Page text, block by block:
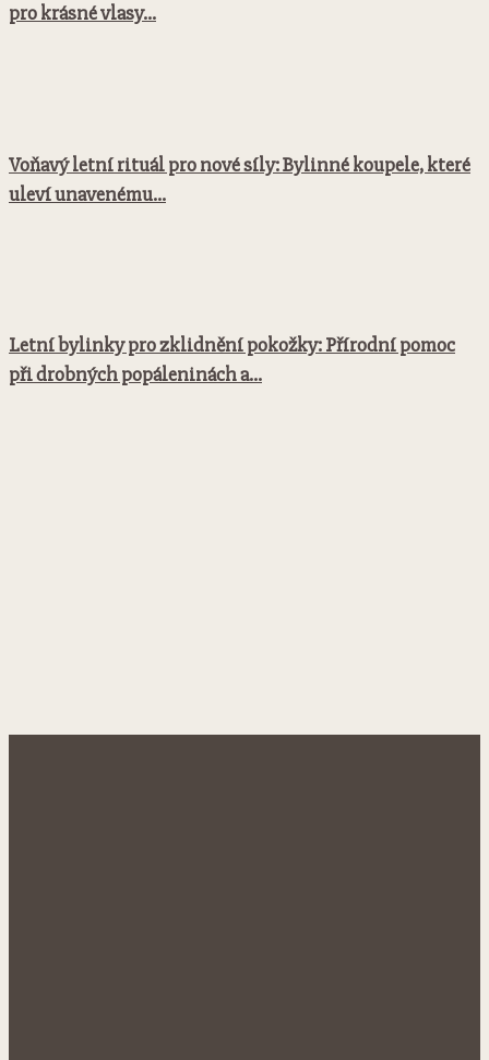
pro krásné vlasy...
Voňavý letní rituál pro nové síly: Bylinné koupele, které
uleví unavenému...
Letní bylinky pro zklidnění pokožky: Přírodní pomoc
při drobných popáleninách a...